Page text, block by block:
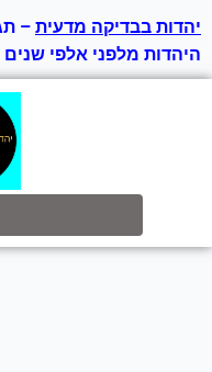
יהדות בבדיקה מדעית –
היהדות מלפני אלפי שנים